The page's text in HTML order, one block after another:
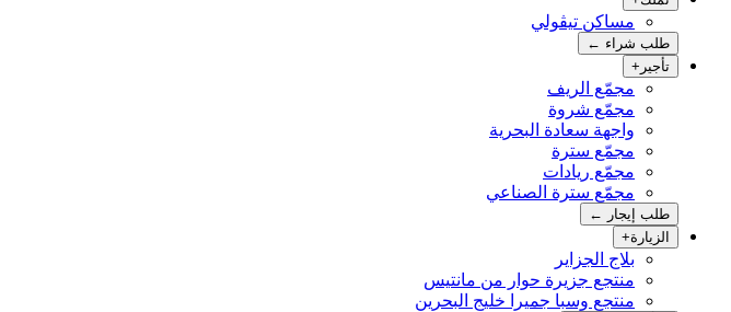
مساكن تيڤولي
طلب شراء ←
تأجير +
مجمّع الريف
مجمّع شروة
واجهة سعادة البحرية
مجمّع سترة
مجمّع ريادات
مجمّع سترة الصناعي
طلب إيجار
←
الزيارة+
بلاج الجزاير
منتجع جزيرة حوار من مانتيس
منتجع وسبا جميرا خليج البحرين